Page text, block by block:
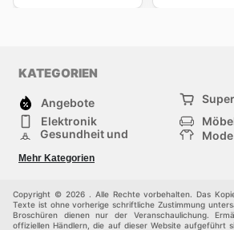
KATEGORIEN
Angebote
Elektronik
Gesundheit und
Mode
Sportartikel und
Sportbekleidung
Einkaufzentren
Mehr Kategorien
Copyright © 2026 . Alle Rechte vorbehalten. Das
Texte ist ohne vorherige schriftliche Zustimmung
Broschüren dienen nur der Veranschaulichung.
offiziellen Händlern, die auf dieser Website aufgeführt